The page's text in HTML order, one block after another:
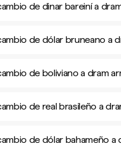
de dinar bareiní a
de dólar bruneano a
de boliviano a dram
de real brasileño a
de dólar bahameño a